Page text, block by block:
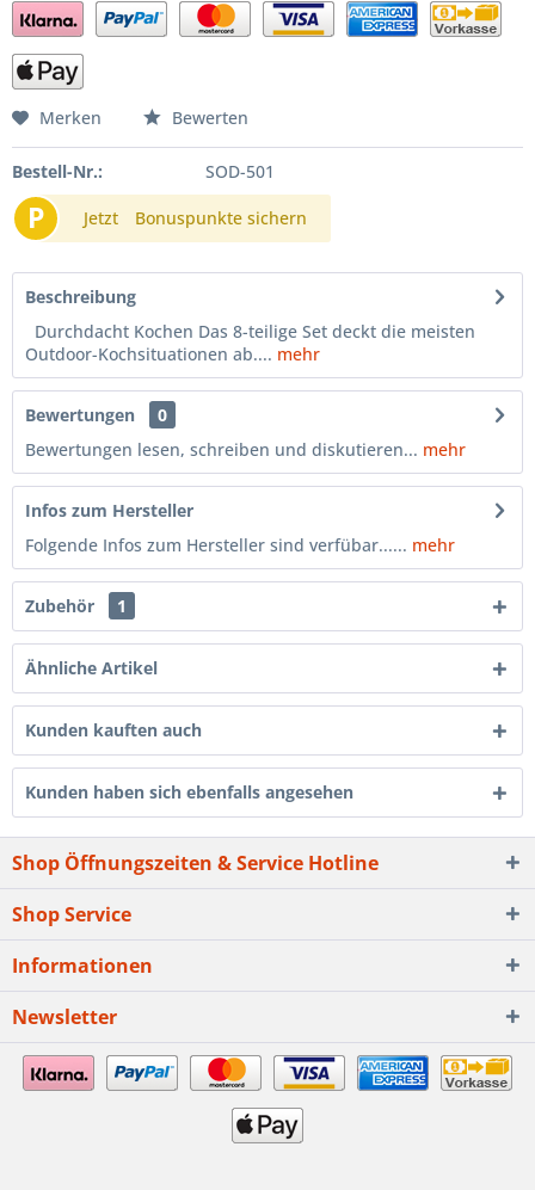
Merken Bewerten
Bestell-Nr.: SOD-501
P Jetzt Bonuspunkte sichern
Beschreibung
Durchdacht Kochen Das 8-teilige Set deckt die meisten
Outdoor-Kochsituationen ab.... mehr
Bewertungen
0
Bewertungen lesen, schreiben und diskutieren... mehr
Infos zum Hersteller
Folgende Infos zum Hersteller sind verfübar...... mehr
Zubehör 1
Ähnliche Artikel
Kunden kauften auch
Kunden haben sich ebenfalls angesehen
Shop Öffnungszeiten & Service Hotline
Shop Service
Informationen
Newsletter